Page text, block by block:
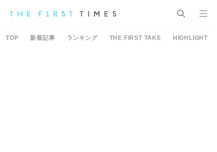
TOP 新着記事 ランキング THE FIRST TAKE HIGHLIGHT